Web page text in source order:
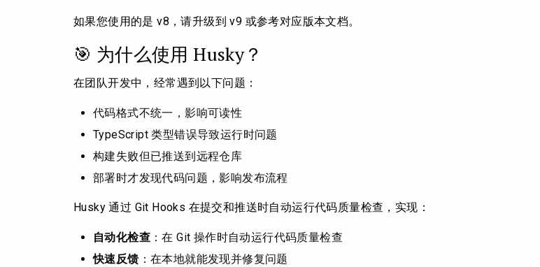
如果您使用的是 v8，请升级到 v9 或参考对应版本文档。
🎯 为什么使用 Husky？
在团队开发中，经常遇到以下问题：
代码格式不统一，影响可读性
TypeScript 类型错误导致运行时问题
构建失败但已推送到远程仓库
部署时才发现代码问题，影响发布流程
Husky 通过 Git Hooks 在提交和推送时自动运行代码质量检查，实现：
自动化检查 ：在 Git 操作时自动运行代码质量检查
快速反馈 ：在本地就能发现并修复问题